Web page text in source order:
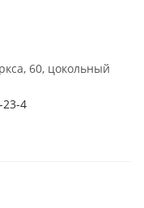
60, цокольный
23-4